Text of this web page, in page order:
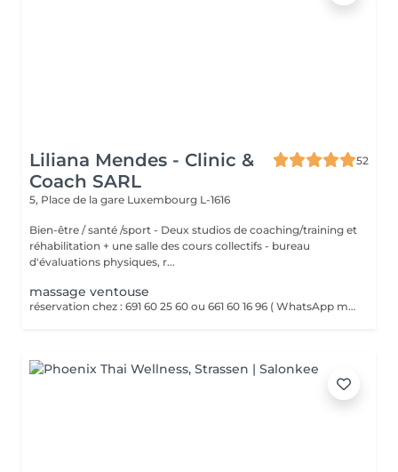
Liliana Mendes - Clinic &
Coach SARL
52
5, Place de la gare Luxembourg L-1616
Bien-être / santé /sport - Deux studios de coaching/training et
réhabilitation + une salle des cours collectifs - bureau
d'évaluations physiques, r...
massage ventouse
réservation chez : 691 60 25 60 ou 661 60 16 96 ( WhatsApp msg ) VENTOUSES OU CUPPING THERAPY Technique thérapeutique utilisant la succion pour créer une dépression sur la peau. Il améliore la circulation sanguine, décontracte lés muscles, soulage les Dolores et draine les tissus